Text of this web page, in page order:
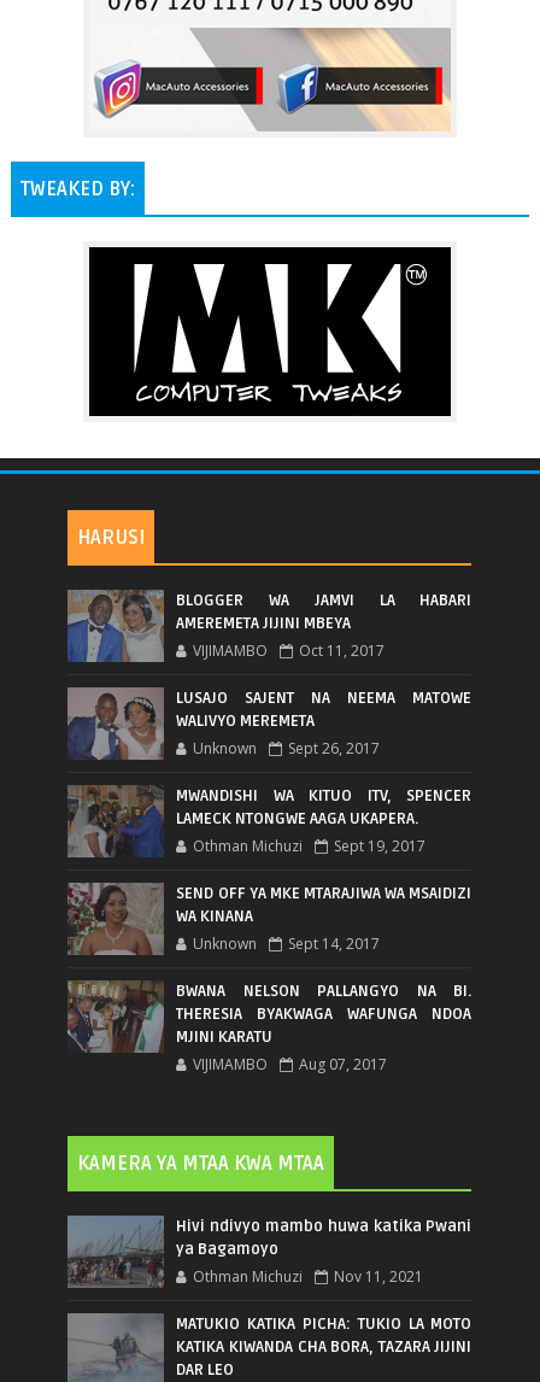
TWEAKED BY:
HARUSI
BLOGGER WA JAMVI LA HABARI
AMEREMETA JIJINI MBEYA
VIJIMAMBO Oct 11, 2017
LUSAJO SAJENT NA NEEMA MATOWE
WALIVYO MEREMETA
Unknown Sept 26, 2017
MWANDISHI WA KITUO ITV, SPENCER
LAMECK NTONGWE AAGA UKAPERA.
Othman Michuzi Sept 19, 2017
SEND OFF YA MKE MTARAJIWA WA MSAIDIZI
WA KINANA
Unknown Sept 14, 2017
BWANA NELSON PALLANGYO NA BI.
THERESIA BYAKWAGA WAFUNGA NDOA
MJINI KARATU
VIJIMAMBO Aug 07, 2017
KAMERA YA MTAA KWA MTAA
Hivi ndivyo mambo huwa katika Pwani
ya Bagamoyo
Othman Michuzi Nov 11, 2021
MATUKIO KATIKA PICHA: TUKIO LA MOTO
KATIKA KIWANDA CHA BORA, TAZARA JIJINI
DAR LEO